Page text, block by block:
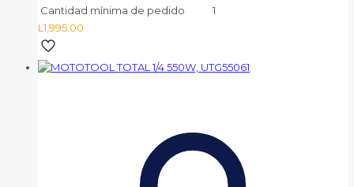
Cantidad mínima de pedido
1
L1,995.00